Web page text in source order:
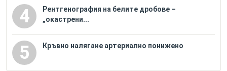
4
Рентгенография на белите дробове –
„окастрени...
5 Кръвно налягане артериално понижено